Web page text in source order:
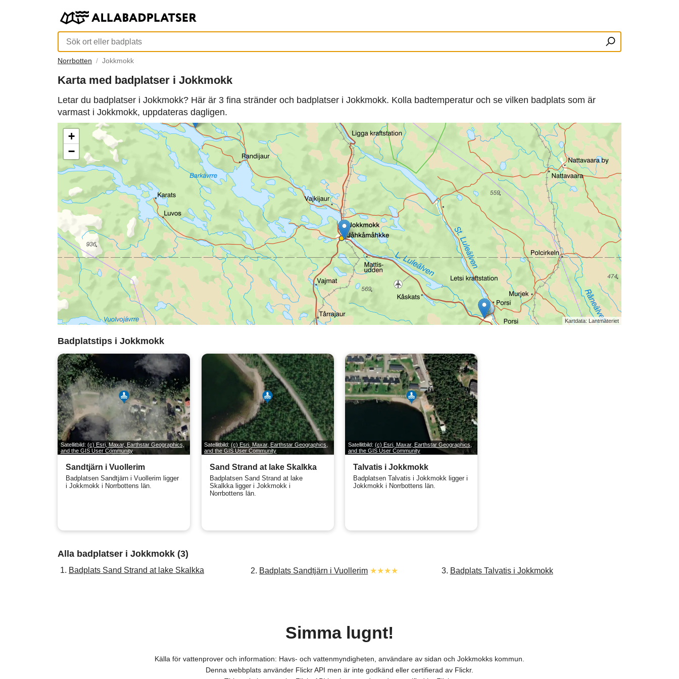
Norrbotten Jokkmokk
Karta med badplatser i Jokkmokk
Letar du badplatser i Jokkmokk? Här är 3 fina stränder och badplatser i Jokkmokk. Kolla badtemperatur och se vilken badplats som är
varmast i Jokkmokk, uppdateras dagligen.
+
−
Kartdata: Lantmäteriet
Badplatstips i Jokkmokk
Satellitbild: (c) Esri, Maxar, Earthstar Geographics,
and the GIS User Community
Sandtjärn i Vuollerim
Badplatsen Sandtjärn i Vuollerim ligger
i Jokkmokk i Norrbottens län.
Satellitbild:(c) Esri, Maxar, Earthstar Geographics,
and the GIS User Community
Sand Strand at lake Skalkka
Badplatsen Sand Strand at lake
Skalkka ligger i Jokkmokk i
Norrbottens län.
Satellitbild: (c) Esri, Maxar, Earthstar Geographics,
and the GIS User Community
Talvatis i Jokkmokk
Badplatsen Talvatis i Jokkmokk ligger i
Jokkmokk i Norrbottens län.
Alla badplatser i Jokkmokk (3)
1. Badplats Sand Strand at lake Skalkka 2. Badplats Sandtjärn i Vuollerim ★★★★ 3. Badplats Talvatis i Jokkmokk
Simma lugnt!
Källa för vattenprover och information: Havs- och vattenmyndigheten, användare av sidan och Jokkmokks kommun.
Denna webbplats använder Flickr API men är inte godkänd eller certifierad av Flickr.